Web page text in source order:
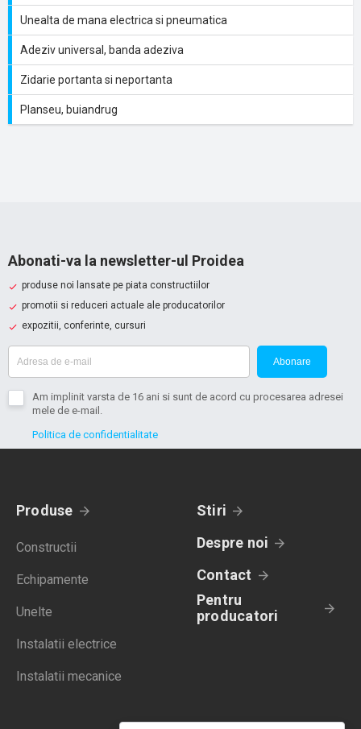
Unealta de mana electrica si pneumatica
Adeziv universal, banda adeziva
Zidarie portanta si neportanta
Planseu, buiandrug
Abonati-va la newsletter-ul Proidea
produse noi lansate pe piata constructiilor
promotii si reduceri actuale ale producatorilor
expozitii, conferinte, cursuri
Abonare
Am implinit varsta de 16 ani si sunt de acord cu procesarea adresei
mele de e-mail.
Politica de confidentialitate
Produse
Constructii
Echipamente
Unelte
Instalatii electrice
Instalatii mecanice
Stiri
Despre noi
Contact
Pentru
producatori